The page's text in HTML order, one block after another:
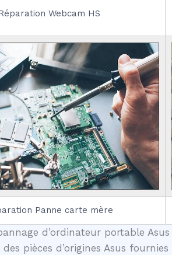
Webcam HS
Panne carte mère
d’ordinateur portable
pièces d’origines Asus